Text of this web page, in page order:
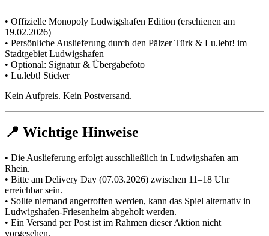
• Offizielle Monopoly Ludwigshafen Edition (erschienen am
19.02.2026)
• Persönliche Auslieferung durch den Pälzer Türk & Lu.lebt! im
Stadtgebiet Ludwigshafen
• Optional: Signatur & Übergabefoto
• Lu.lebt! Sticker
Kein Aufpreis. Kein Postversand.
📍 Wichtige Hinweise
• Die Auslieferung erfolgt ausschließlich in Ludwigshafen am
Rhein.
• Bitte am Delivery Day (07.03.2026) zwischen 11–18 Uhr
erreichbar sein.
• Sollte niemand angetroffen werden, kann das Spiel alternativ in
Ludwigshafen-Friesenheim abgeholt werden.
• Ein Versand per Post ist im Rahmen dieser Aktion nicht
vorgesehen.